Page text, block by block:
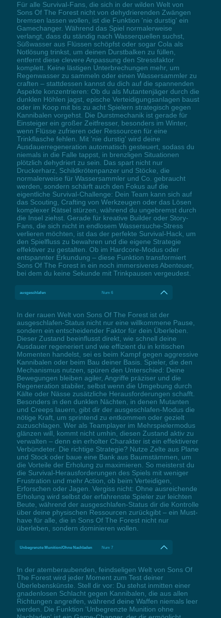
Für alle Survival-Fans, die sich in der wilden Welt von
Sons Of The Forest nicht von dehydrierenden Zwängen
bremsen lassen wollen, ist die Funktion 'nie durstig' ein
Gamechanger. Während das Spiel normalerweise
verlangt, dass du ständig nach Wasserquellen suchst,
Süßwasser aus Flüssen schöpfst oder sogar Cola als
Notlösung trinkst, um deinen Durstbalken zu füllen,
entfernt diese clevere Anpassung den Stressfaktor
komplett. Keine lästigen Unterbrechungen mehr, um
Regenwasser zu sammeln oder einen Wassersammler zu
craften – stattdessen kannst du dich auf die spannenden
Aspekte konzentrieren: Ob du als Mutantenjäger durch die
dunklen Höhlen jagst, epische Verteidigungsanlagen baust
oder im Koop mit bis zu acht Spielern strategisch gegen
Kannibalen vorgehst. Die Durstmechanik ist gerade für
Einsteiger ein großer Zeitfresser, besonders im Winter,
wenn Flüsse zufrieren oder Ressourcen für eine
Trinkflasche fehlen. Mit 'nie durstig' wird deine
Ausdauerregeneration automatisch gesteuert, sodass du
niemals in die Falle tappst, in brenzligen Situationen
plötzlich dehydriert zu sein. Das spart nicht nur
Druckerharz, Schildkrötenpanzer und Stöcke, die
normalerweise für Wassersammler und Co. gebraucht
werden, sondern schärft auch den Fokus auf die
eigentliche Survival-Challenge: Dein Team kann sich auf
das Scouting, Crafting von Werkzeugen oder das Lösen
komplexer Rätsel stürzen, während du ungebremst durch
die Insel ziehst. Gerade für kreative Builder oder Story-
Fans, die sich nicht in endlosem Wassersuche-Stress
verlieren möchten, ist das der perfekte Survival-Hack, um
den Spielfluss zu bewahren und die eigene Strategie
effektiver zu gestalten. Ob im Hardcore-Modus oder
entspannter Erkundung – diese Funktion transformiert
Sons Of The Forest in ein noch immersiveres Abenteuer,
bei dem du keine Sekunde mit Trinkpausen vergeudest.
ausgeschlafen Num 6
In der rauen Welt von Sons Of The Forest ist der
ausgeschlafen-Status nicht nur eine willkommene Pause,
sondern ein entscheidender Faktor für dein Überleben.
Dieser Zustand beeinflusst direkt, wie schnell deine
Ausdauer regeneriert und wie effizient du in kritischen
Momenten handelst, sei es beim Kampf gegen aggressive
Kannibalen oder beim Bau deiner Basis. Spieler, die den
Mechanismus nutzen, spüren den Unterschied: Deine
Bewegungen bleiben agiler, Angriffe präziser und die
Regeneration stabiler, selbst wenn die Umgebung durch
Kälte oder Nässe zusätzliche Herausforderungen schafft.
Besonders in den dunklen Nächten, in denen Mutanten
und Creeps lauern, gibt dir der ausgeschlafen-Modus die
nötige Kraft, um sprintend zu entkommen oder gezielt
zuzuschlagen. Wer als Teamplayer im Mehrspielermodus
glänzen will, kommt nicht umhin, diesen Zustand aktiv zu
verwalten – denn ein erholter Charakter ist ein effektiverer
Verbündeter. Die richtige Strategie? Nutze Zelte aus Plane
und Stock oder baue eine Bank aus Baumstämmen, um
die Vorteile der Erholung zu maximieren. So meisterst du
die Survival-Herausforderungen des Spiels mit weniger
Frustration und mehr Action, ob beim Verteidigen,
Erforschen oder Jagen. Vergiss nicht: Ohne ausreichende
Erholung wird selbst der erfahrenste Spieler zur leichten
Beute, während der ausgeschlafen-Status dir die Kontrolle
über deine physischen Ressourcen zurückgibt – ein Must-
have für alle, die in Sons Of The Forest nicht nur
überleben, sondern dominieren wollen.
Unbegrenzte Munition/Ohne Nachladen Num 7
In der atemberaubenden, feindseligen Welt von Sons Of
The Forest wird jeder Moment zum Test deiner
Überlebenskünste. Stell dir vor: Du stehst inmitten einer
gnadenlosen Schlacht gegen Kannibalen, die aus allen
Richtungen angreifen, während deine Waffen niemals leer
werden. Die Funktion 'Unbegrenzte Munition ohne